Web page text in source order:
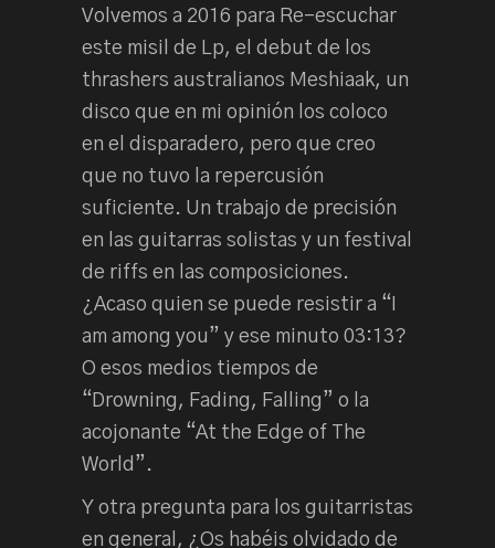
Volvemos a 2016 para Re-escuchar
este misil de Lp, el debut de los
thrashers australianos Meshiaak, un
disco que en mi opinión los coloco
en el disparadero, pero que creo
que no tuvo la repercusión
suficiente. Un trabajo de precisión
en las guitarras solistas y un festival
de riffs en las composiciones.
¿Acaso quien se puede resistir a “I
am among you” y ese minuto 03:13?
O esos medios tiempos de
“Drowning, Fading, Falling” o la
acojonante “At the Edge of The
World”.
Y otra pregunta para los guitarristas
en general, ¿Os habéis olvidado de